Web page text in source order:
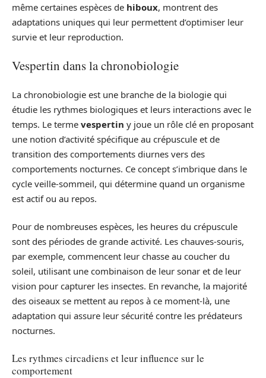
même certaines espèces de hiboux, montrent des
adaptations uniques qui leur permettent d’optimiser leur
survie et leur reproduction.
Vespertin dans la chronobiologie
La chronobiologie est une branche de la biologie qui
étudie les rythmes biologiques et leurs interactions avec le
temps. Le terme vespertin y joue un rôle clé en proposant
une notion d’activité spécifique au crépuscule et de
transition des comportements diurnes vers des
comportements nocturnes. Ce concept s’imbrique dans le
cycle veille-sommeil, qui détermine quand un organisme
est actif ou au repos.
Pour de nombreuses espèces, les heures du crépuscule
sont des périodes de grande activité. Les chauves-souris,
par exemple, commencent leur chasse au coucher du
soleil, utilisant une combinaison de leur sonar et de leur
vision pour capturer les insectes. En revanche, la majorité
des oiseaux se mettent au repos à ce moment-là, une
adaptation qui assure leur sécurité contre les prédateurs
nocturnes.
Les rythmes circadiens et leur influence sur le
comportement